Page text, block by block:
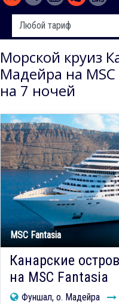
Морской круиз
Мадейра на
на 7 ночей
MSC Fantasia
Канарские
на MSC Fantasia
Фуншал, о. Мадейра